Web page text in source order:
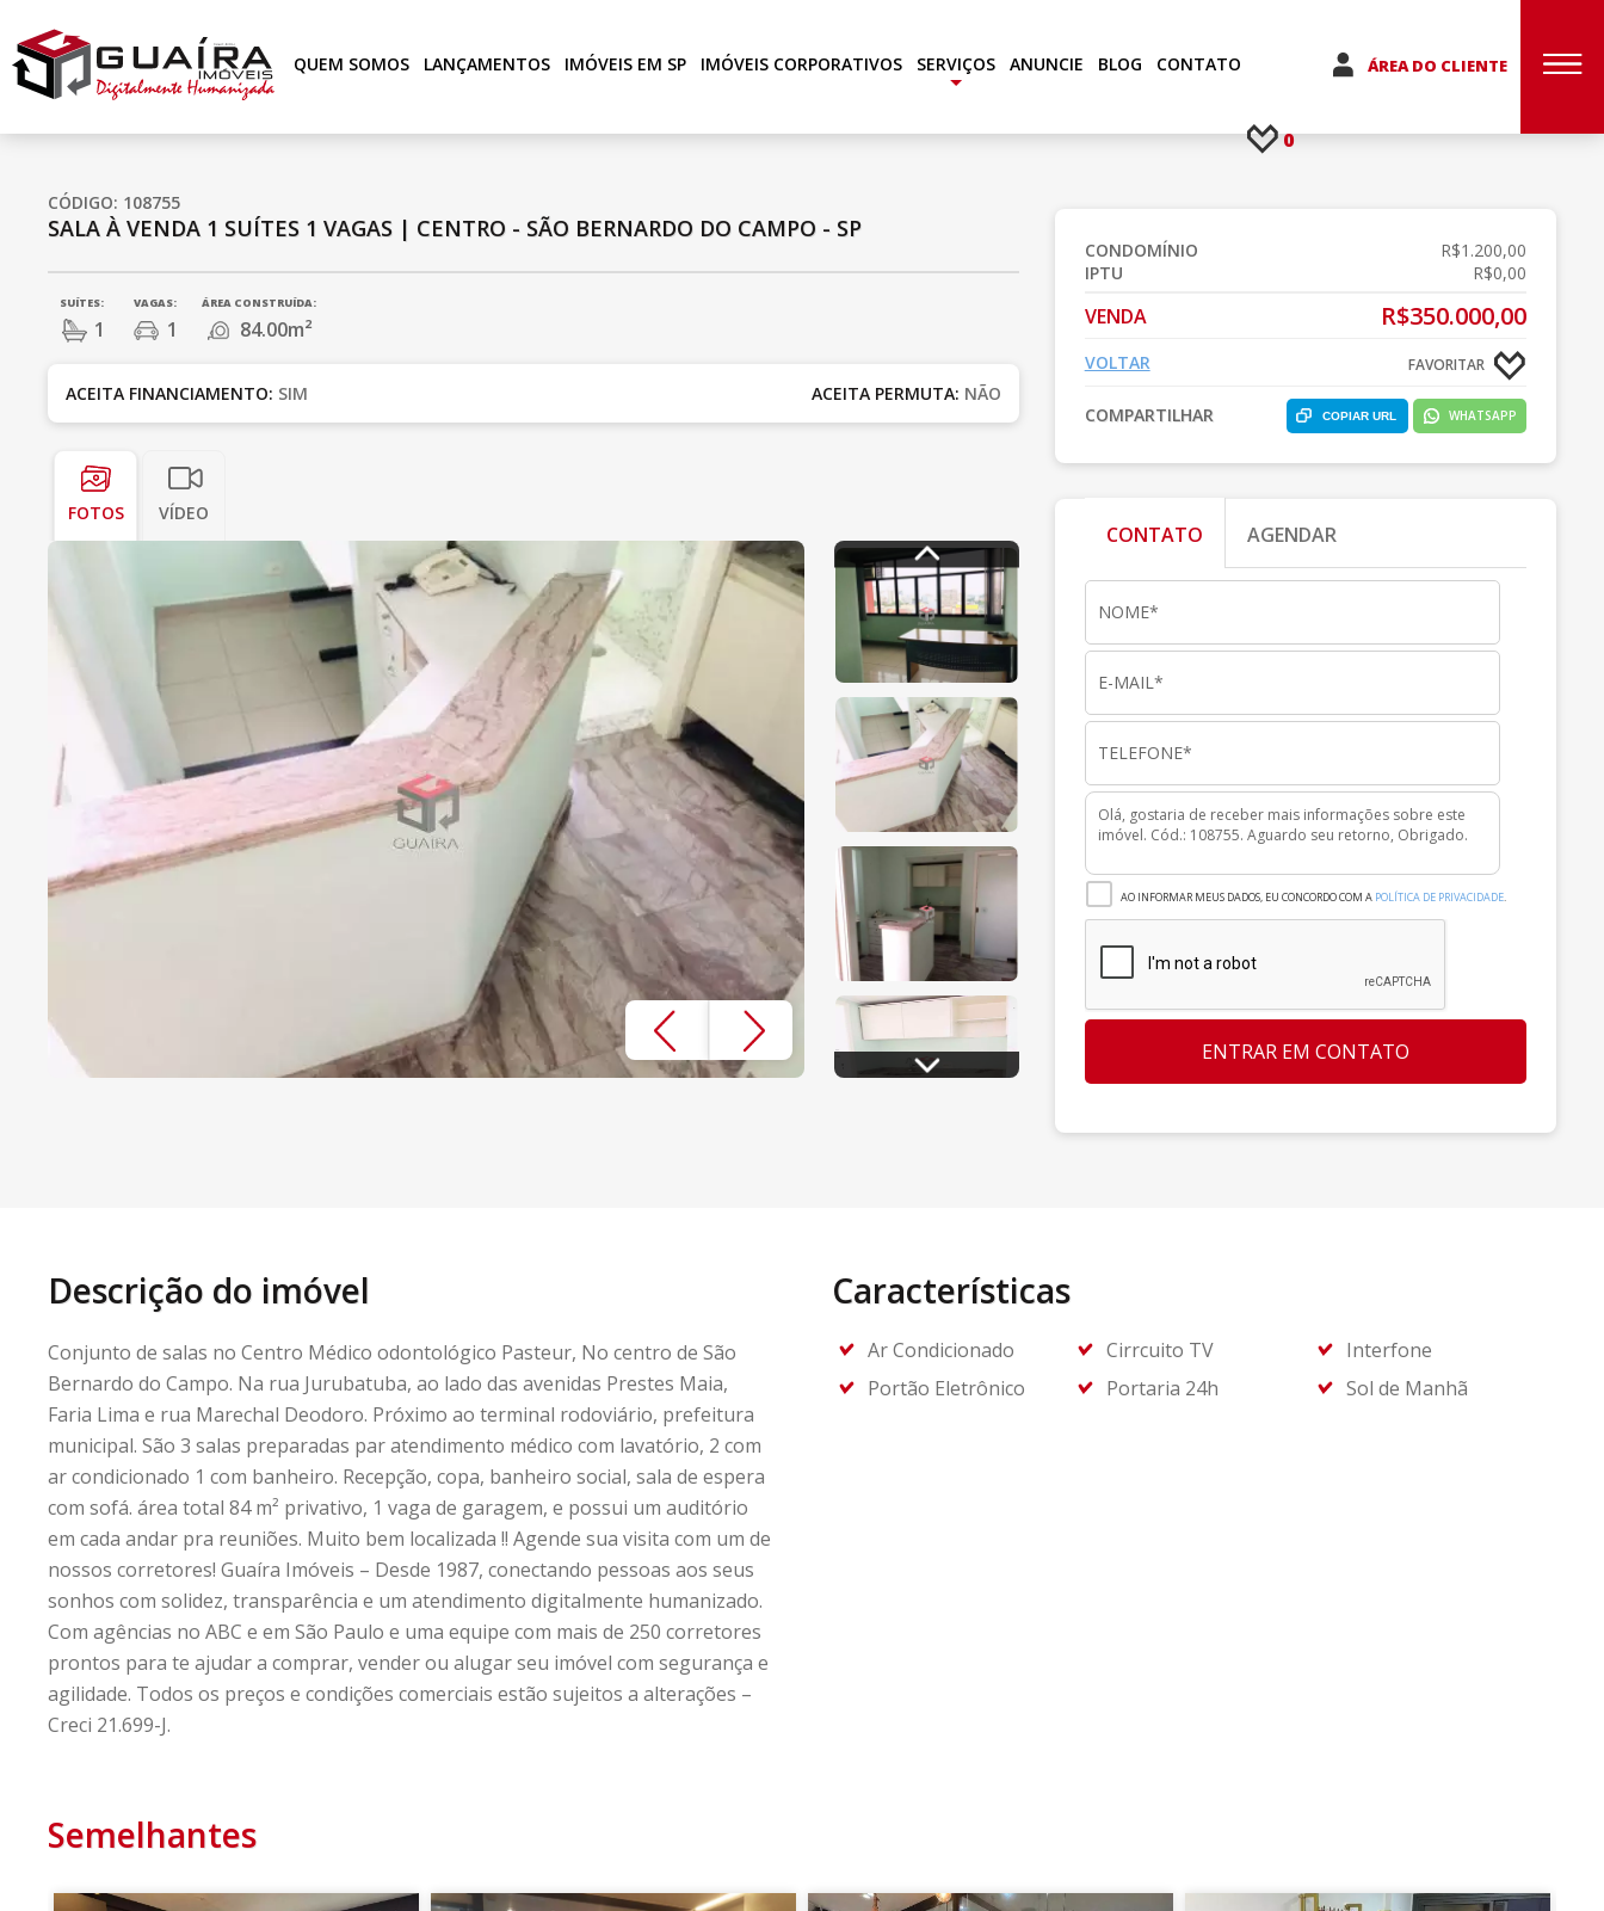
QUEM SOMOS LANÇAMENTOS IMÓVEIS EM SP
IMÓVEIS CORPORATIVOS
SERVIÇOS ANUNCIE BLOG CONTATO ÁREA DO CLIENTE
0
CÓDIGO: 108755
SALA À VENDA 1 SUÍTES 1 VAGAS | CENTRO - SÃO BERNARDO DO CAMPO - SP
SUÍTES:
1
VAGAS:
1
ÁREA CONSTRUÍDA:
84.00m²
ACEITA FINANCIAMENTO: SIM ACEITA PERMUTA: NÃO
FOTOS VÍDEO
CONDOMÍNIO
R$1.200,00
IPTU
R$0,00
VENDA R$350.000,00
FAVORITAR
VOLTAR
COMPARTILHAR WHATSAPP
COPIAR URL
CONTATO AGENDAR
AO INFORMAR MEUS DADOS, EU CONCORDO COM A POLÍTICA DE PRIVACIDADE.
ENTRAR EM CONTATO
Descrição do imóvel
Conjunto de salas no Centro Médico odontológico Pasteur, No centro de São
Bernardo do Campo. Na rua Jurubatuba, ao lado das avenidas Prestes Maia,
Faria Lima e rua Marechal Deodoro. Próximo ao terminal rodoviário, prefeitura
municipal. São 3 salas preparadas par atendimento médico com lavatório, 2 com
ar condicionado 1 com banheiro. Recepção, copa, banheiro social, sala de espera
com sofá. área total 84 m² privativo, 1 vaga de garagem, e possui um auditório
em cada andar pra reuniões. Muito bem localizada !! Agende sua visita com um de
nossos corretores! Guaíra Imóveis – Desde 1987, conectando pessoas aos seus
sonhos com solidez, transparência e um atendimento digitalmente humanizado.
Com agências no ABC e em São Paulo e uma equipe com mais de 250 corretores
prontos para te ajudar a comprar, vender ou alugar seu imóvel com segurança e
agilidade. Todos os preços e condições comerciais estão sujeitos a alterações –
Creci 21.699-J.
Características
Ar Condicionado Cirrcuito TV
Interfone
Portão Eletrônico
Portaria 24h Sol de Manhã
Semelhantes